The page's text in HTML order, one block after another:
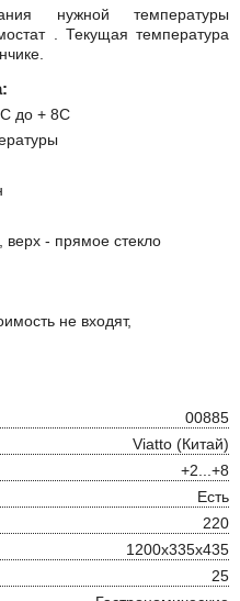
нужной температуры
. Текущая температура
до + 8С
- прямое стекло
не входят,
00885
Viatto (Китай)
+2...+8
Есть
220
1200х335х435
25